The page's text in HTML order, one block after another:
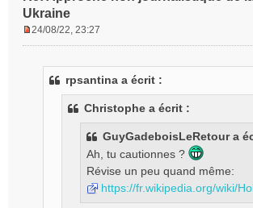
Ukraine
24/08/22, 23:27
rpsantina a écrit :
Christophe a écrit :
GuyGadeboisLeRetour a
Ah, tu cautionnes ?
Révise un peu quand même:
https://fr.wikipedia.org/wiki/